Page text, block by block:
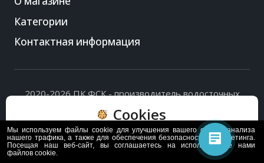
Категории
Контактная информация
2020-2026 ПК ФСК - производитель водосточных
Политика обработки персональных данных
на их обработку.
Cookies
Пользуясь сайтом, вы соглашаетесь с политикой
обработки и хранения данных Cookie
Мы используем файлы cookie для улучшения вашего опыта, анализа
нашего трафика, а также для обеспечения безопасности и маркетинга.
Посещая наш веб-сайт, вы соглашаетесь на использование нами
файлов cookie.